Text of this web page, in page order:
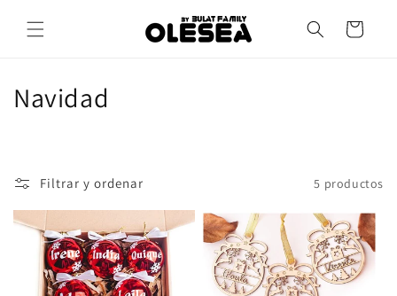
directamente
al contenido
Carrito
C
e
c
Navidad
Filtrar y ordenar 5 productos